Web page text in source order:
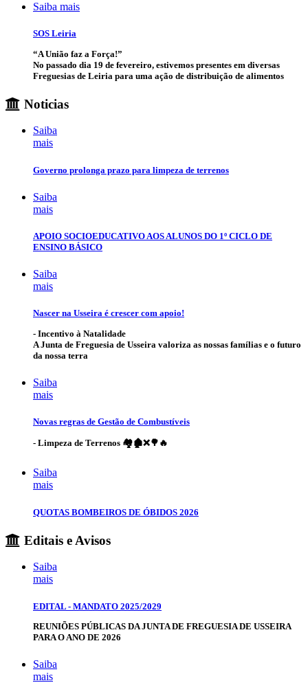
Saiba mais
SOS Leiria
“A União faz a Força!”
No passado dia 19 de fevereiro, estivemos presentes em diversas
Freguesias de Leiria para uma ação de distribuição de alimentos
Noticias
Saiba
mais
Governo prolonga prazo para limpeza de terrenos
Saiba
mais
APOIO SOCIOEDUCATIVO AOS ALUNOS DO 1º CICLO DE
ENSINO BÁSICO
Saiba
mais
Nascer na Usseira é crescer com apoio!
- Incentivo à Natalidade
A Junta de Freguesia de Usseira valoriza as nossas famílias e o futuro
da nossa terra
Saiba
mais
Novas regras de Gestão de Combustíveis
- Limpeza de Terrenos 🏘️🏚️❌🌳🔥
Saiba
mais
QUOTAS BOMBEIROS DE ÓBIDOS 2026
Editais e Avisos
Saiba
mais
EDITAL - MANDATO 2025/2029
REUNIÕES PÚBLICAS DA JUNTA DE FREGUESIA DE USSEIRA
PARA O ANO DE 2026
Saiba
mais